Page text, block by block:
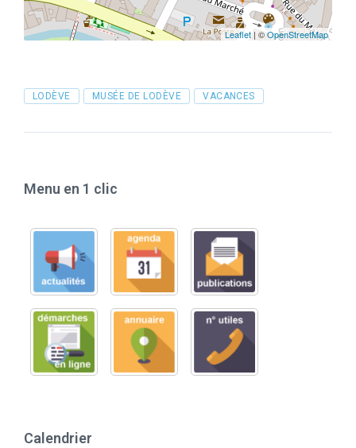
Leaflet| ©OpenStreetMap
Tags
LODÈVE MUSÉE DE LODÈVE VACANCES
Menu en 1 clic
Calendrier